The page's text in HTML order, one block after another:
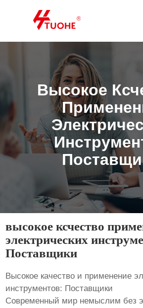
Высокое
высокое ксчество
электрических
Поставщики
Высокое качество и применение
инструментов: Поставщики
Современный мир немыслим без